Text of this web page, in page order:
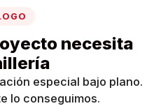
necesita
especial bajo plano.
lo conseguimos.